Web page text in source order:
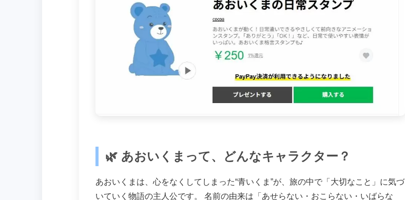
🌿 あおいくまって、どんなキャラクター？
あおいくまは、心をなくしてしまった“青いくま”が、旅の中で「大切なこと」に気づ
いていく物語の主人公です。 名前の由来は「あせらない・おこらない・いばらな